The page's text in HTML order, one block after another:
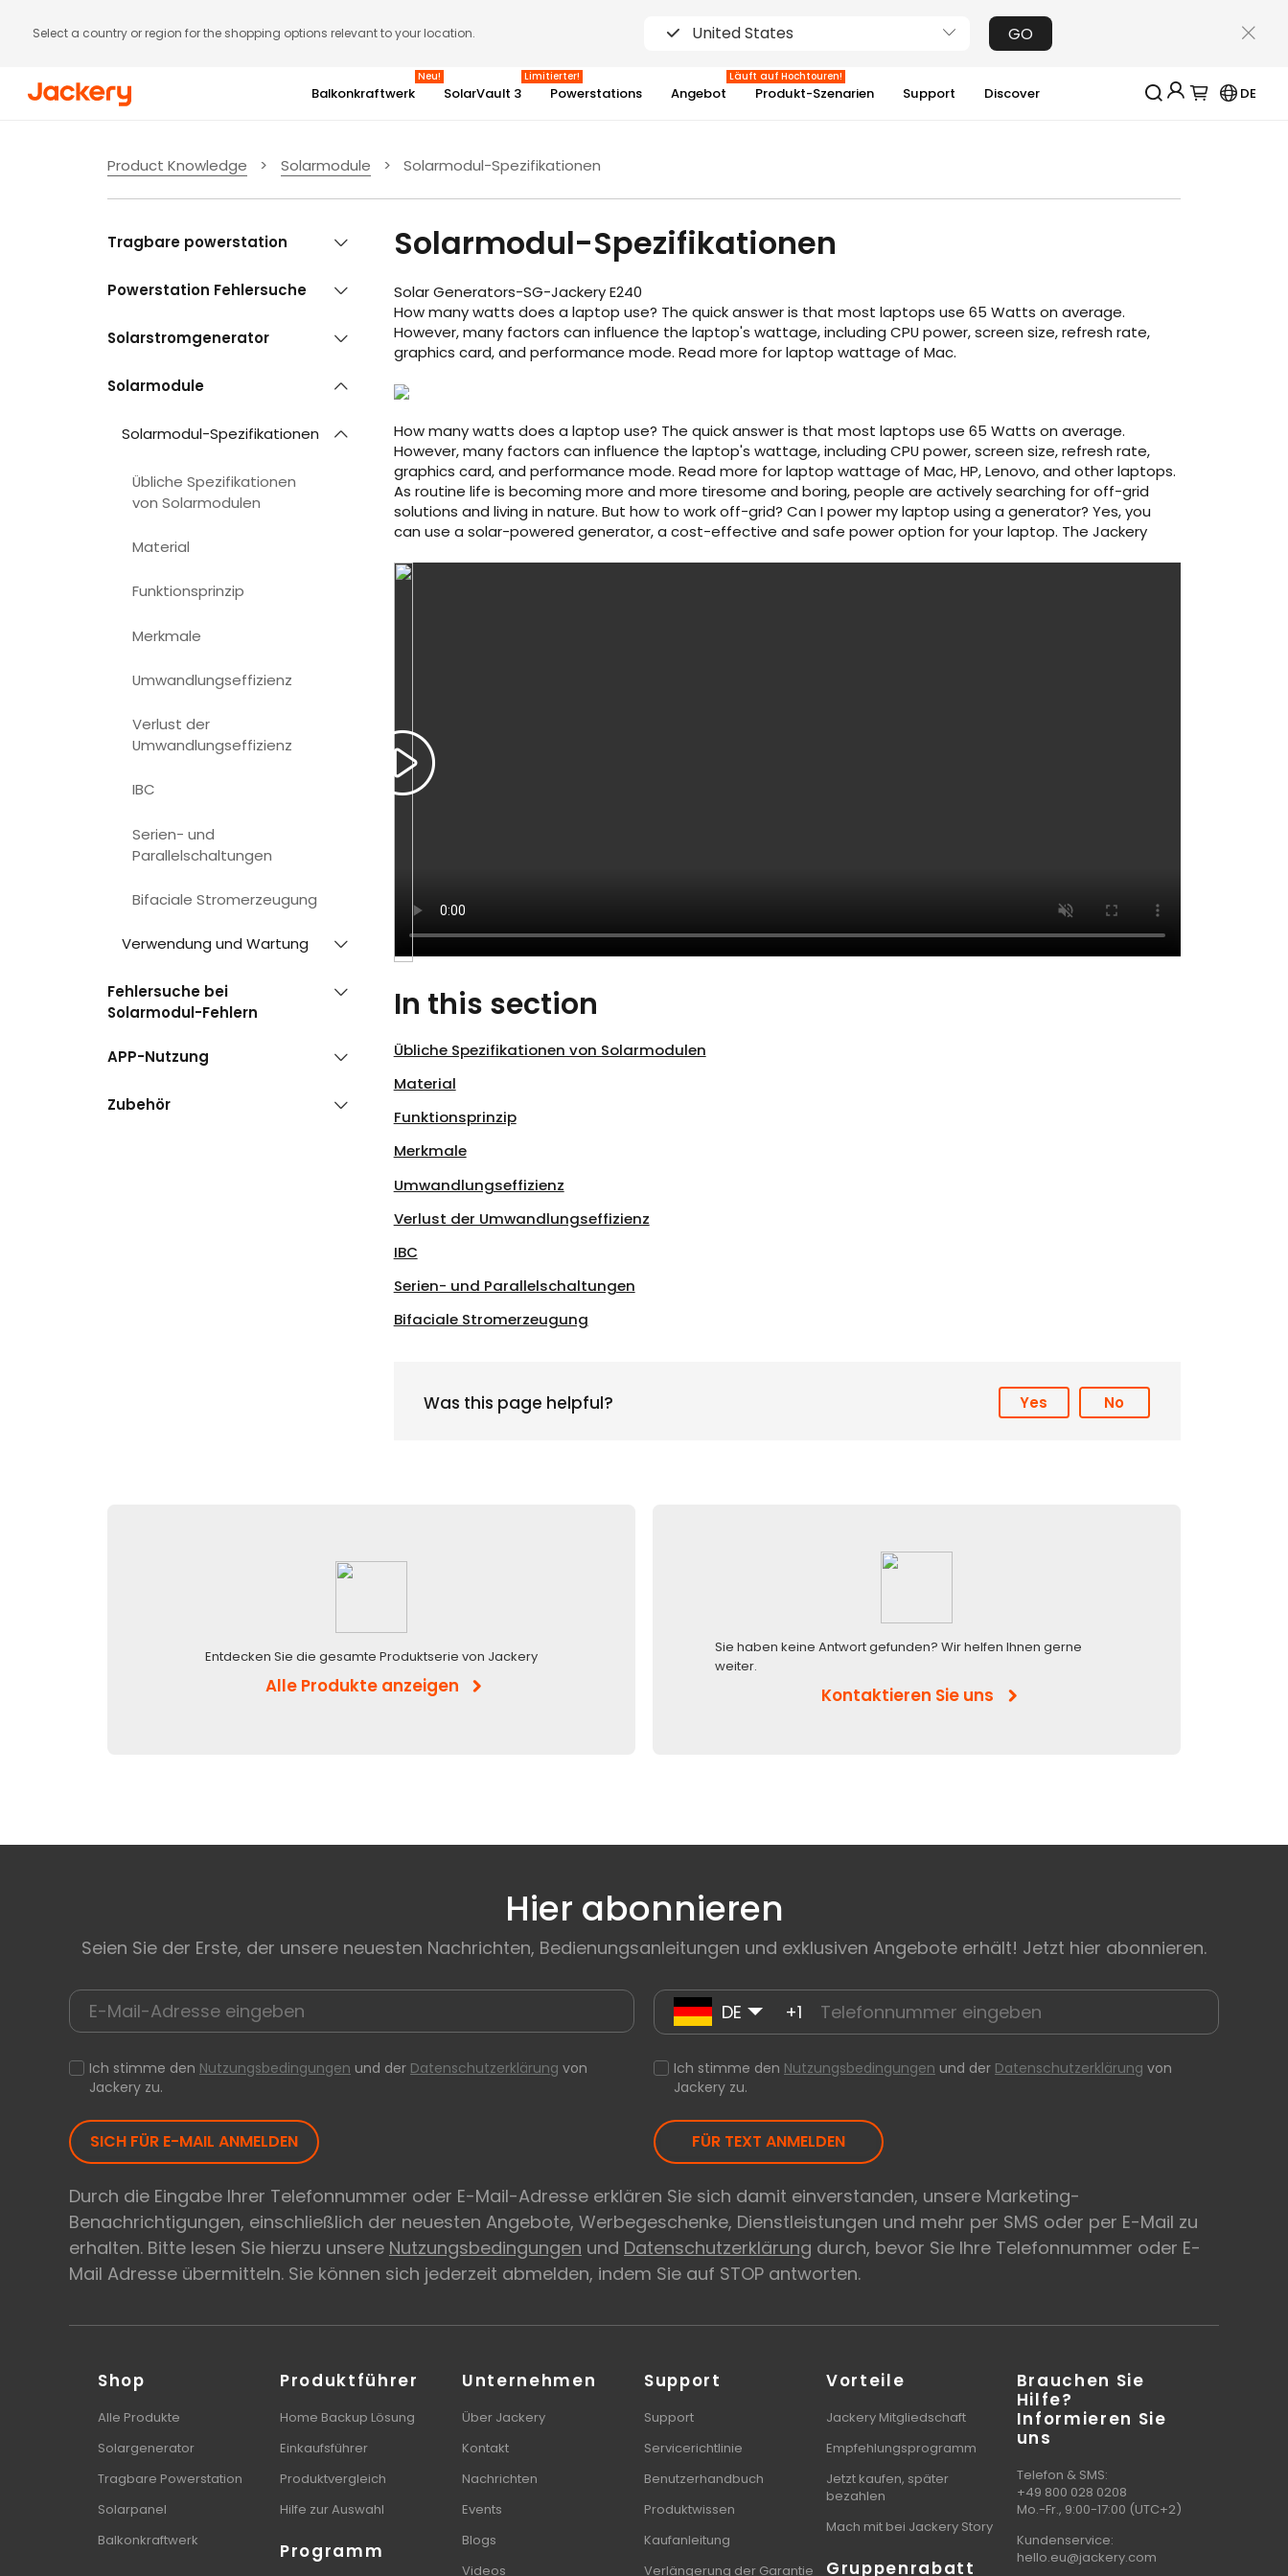
Select a country or region for the shopping options relevant to your location. United States GO
Balkonkraftwerk
Neu!
Powerstations
SolarVault 3
Limitierter!
SolarVault 3 Serie | Bis zu 53%
Jetzt kaufen
Angebot
Läuft auf Hochtouren!
6. bis 9. August
Mehr ansehen
Support Discover
Produkt-Szenarien
Registrierung
abgelaufen ist
DE
Product Knowledge > Solarmodule > Solarmodul-Spezifikationen
Tragbare powerstation
Powerstation Fehlersuche
Solarstromgenerator
Solarmodule
Solarmodul-Spezifikationen
Übliche Spezifikationen
von Solarmodulen
Material
Funktionsprinzip
Merkmale
Umwandlungseffizienz
Verlust der
Umwandlungseffizienz
IBC
Serien- und
Parallelschaltungen
Bifaciale Stromerzeugung
Verwendung und Wartung
Fehlersuche bei
Solarmodul-Fehlern
APP-Nutzung
Zubehör
Solarmodul-Spezifikationen
Solar Generators-SG-Jackery E240
How many watts does a laptop use? The quick answer is that most laptops use 65 Watts on average.
However, many factors can influence the laptop's wattage, including CPU power, screen size, refresh rate,
graphics card, and performance mode. Read more for laptop wattage of Mac.
How many watts does a laptop use? The quick answer is that most laptops use 65 Watts on average.
However, many factors can influence the laptop's wattage, including CPU power, screen size, refresh rate,
graphics card, and performance mode. Read more for laptop wattage of Mac, HP, Lenovo, and other laptops.
As routine life is becoming more and more tiresome and boring, people are actively searching for off-grid
solutions and living in nature. But how to work off-grid? Can I power my laptop using a generator? Yes, you
can use a solar-powered generator, a cost-effective and safe power option for your laptop. The Jackery
In this section
Übliche Spezifikationen von Solarmodulen
Material
Funktionsprinzip
Merkmale
Umwandlungseffizienz
Verlust der Umwandlungseffizienz
IBC
Serien- und Parallelschaltungen
Bifaciale Stromerzeugung
Was this page helpful? Yes No
Entdecken Sie die gesamte Produktserie von Jackery
Alle Produkte anzeigen
Sie haben keine Antwort gefunden? Wir helfen Ihnen gerne
weiter.
Kontaktieren Sie uns
Hier abonnieren
Seien Sie der Erste, der unsere neuesten Nachrichten, Bedienungsanleitungen und exklusiven Angebote erhält! Jetzt hier abonnieren.
Ich stimme den Nutzungsbedingungen und der Datenschutzerklärung von
Jackery zu.
SICH FÜR E-MAIL ANMELDEN
DE +1
Ich stimme den Nutzungsbedingungen und der Datenschutzerklärung von
Jackery zu.
FÜR TEXT ANMELDEN
Durch die Eingabe Ihrer Telefonnummer oder E-Mail-Adresse erklären Sie sich damit einverstanden, unsere Marketing-
Benachrichtigungen, einschließlich der neuesten Angebote, Werbegeschenke, Dienstleistungen und mehr per SMS oder per E-Mail zu
erhalten. Bitte lesen Sie hierzu unsere Nutzungsbedingungen und Datenschutzerklärung durch, bevor Sie Ihre Telefonnummer oder E-
Mail Adresse übermitteln. Sie können sich jederzeit abmelden, indem Sie auf STOP antworten.
Shop
Alle Produkte
Solargenerator
Tragbare Powerstation
Solarpanel
Balkonkraftwerk
Produktführer
Home Backup Lösung
Einkaufsführer
Produktvergleich
Hilfe zur Auswahl
Unternehmen
Über Jackery
Kontakt
Nachrichten
Events
Blogs
Videos
Support
Support
Servicerichtlinie
Benutzerhandbuch
Produktwissen
Kaufanleitung
Verlängerung der Garantie
Vorteile
Jackery Mitgliedschaft
Empfehlungsprogramm
Jetzt kaufen, später
bezahlen
Mach mit bei Jackery Story
Programm
Gruppenrabatt
Brauchen Sie
Hilfe?
Informieren Sie
uns
Telefon & SMS:
+49 800 028 0208
Mo.-Fr., 9:00-17:00 (UTC+2)
Kundenservice:
hello.eu@jackery.com